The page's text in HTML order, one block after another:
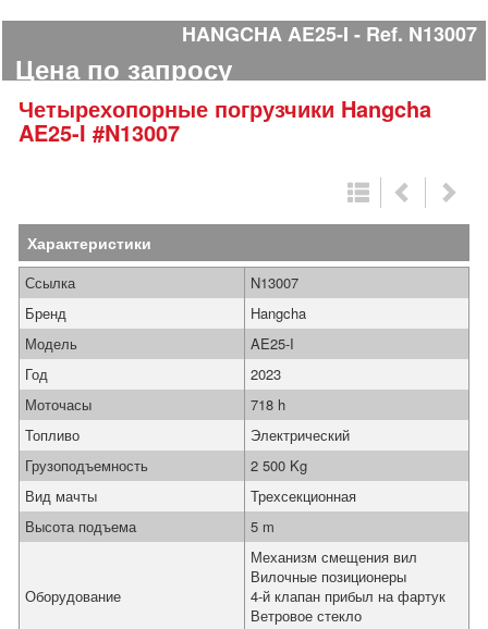
HANGCHA AE25-I Ref. N13007
Цена по запросу
Четырехопорные погрузчики Hangcha
AE25-I #N13007
Характеристики
Ссылка
N13007
Бренд
Hangcha
Модель
AE25-I
Год
2023
Моточасы
718 h
Топливо
Электрический
Грузоподъемность
2 500 Kg
Вид мачты
Трехсекционная
Высота подъема
5 m
Оборудование
Механизм смещения вил
Вилочные позиционеры
4-й клапан прибыл на фартук
Ветровое стекло